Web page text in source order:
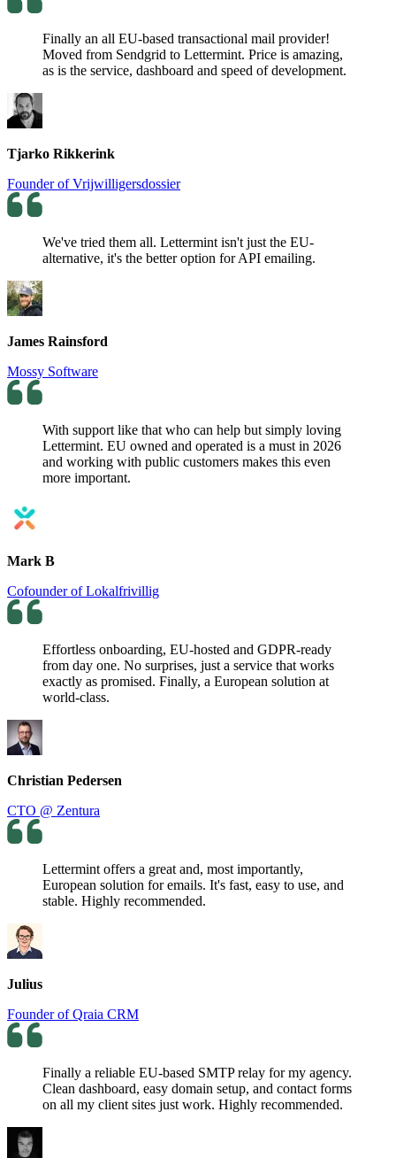
Finally an all EU-based transactional mail provider!
Moved from Sendgrid to Lettermint. Price is amazing,
as is the service, dashboard and speed of development.
Tjarko Rikkerink
Founder of Vrijwilligersdossier
We've tried them all. Lettermint isn't just the EU-
alternative, it's the better option for API emailing.
James Rainsford
Mossy Software
With support like that who can help but simply loving
Lettermint. EU owned and operated is a must in 2026
and working with public customers makes this even
more important.
Mark B
Cofounder of Lokalfrivillig
Effortless onboarding, EU-hosted and GDPR-ready
from day one. No surprises, just a service that works
exactly as promised. Finally, a European solution at
world-class.
Christian Pedersen
CTO @ Zentura
Lettermint offers a great and, most importantly,
European solution for emails. It's fast, easy to use, and
stable. Highly recommended.
Julius
Founder of Qraia CRM
Finally a reliable EU-based SMTP relay for my agency.
Clean dashboard, easy domain setup, and contact forms
on all my client sites just work. Highly recommended.